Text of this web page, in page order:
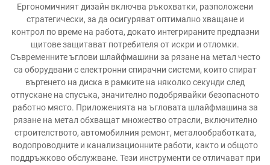
Ергономичният дизайн включва ръкохватки, разположени
стратегически, за да осигуряват оптимално хващане и
контрол по време на работа, докато интегрираните предпазни
щитове защитават потребителя от искри и отломки.
Съвременните ъглови шлайфмашини за рязане на метал често
са оборудвани с електронни спирачни системи, които спират
въртенето на диска в рамките на няколко секунди след
отпускане на спусъка, значително подобрявайки безопасното
работно място. Приложенията на ъгловата шлайфмашина за
рязане на метал обхващат множество отрасли, включително
строителството, автомобилния ремонт, металообработката,
водопроводните и канализационните работи, както и общото
поддръжково обслужване. Тези инструменти се отличават при